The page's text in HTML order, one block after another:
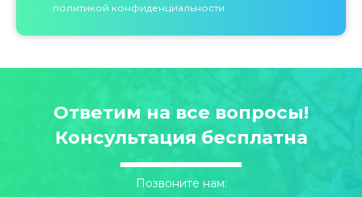
политикой конфиденциальности
Ответим на все вопросы!
Консультация бесплатна
Позвоните нам: